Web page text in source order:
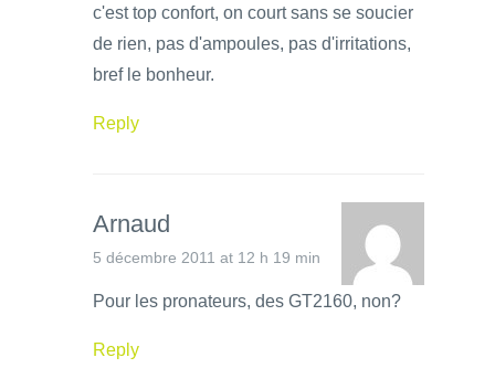
c'est top confort, on court sans se soucier
de rien, pas d'ampoules, pas d'irritations,
bref le bonheur.
Reply
Arnaud
5 décembre 2011 at 12 h 19 min
Pour les pronateurs, des GT2160, non?
Reply